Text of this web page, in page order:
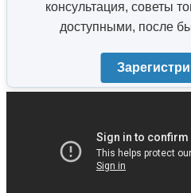
консультация, советы
доступными, после